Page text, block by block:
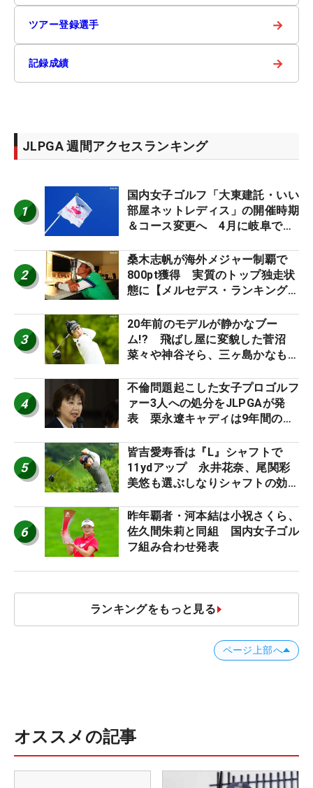
ツアー登録選手 →
記録成績 →
JLPGA 週間アクセスランキング
1
国内女子ゴルフ「大東建託・いい
部屋ネットレディス」の開催時期
＆コース変更へ 4月に岐阜で開
2
桑木志帆が海外メジャー制覇で
800pt獲得 実質のトップ独走状
態に【メルセデス・ランキング番
3
20年前のモデルが静かなブー
ム!? 飛ばし屋に変貌した菅沼
菜々や神谷そら、三ヶ島かなも使
ロたちの“飛ばしギア”】
4
不倫問題起こした女子プロゴルフ
ァー3人への処分をJLPGAが発
表 栗永遼キャディは9年間の立
5
皆吉愛寿香は『L』シャフトで
11ydアップ 永井花奈、尾関彩
美悠も選ぶしなりシャフトの効果
ア”】
6
昨年覇者・河本結は小祝さくら、
佐久間朱莉と同組 国内女子ゴル
フ組み合わせ発表
ランキングをもっと見る
ページ上部へ
オススメの記事